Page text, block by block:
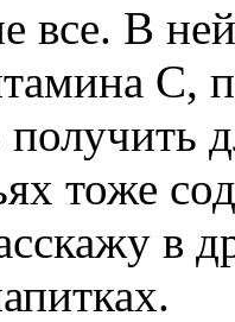
все. В
С,
тоже
в